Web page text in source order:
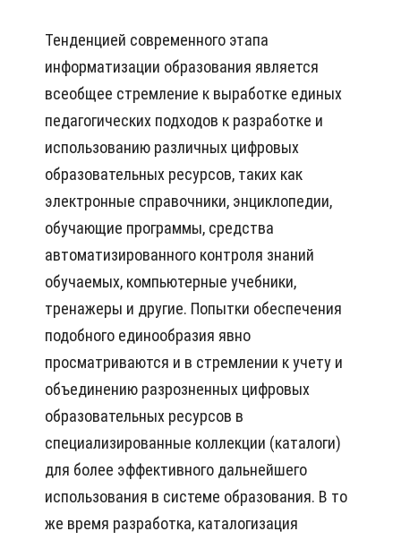
Тенденцией современного этапа
информатизации образования является
всеобщее стремление к выработке единых
педагогических подходов к разработке и
использованию различных цифровых
образовательных ресурсов, таких как
электронные справочники, энциклопедии,
обучающие программы, средства
автоматизированного контроля знаний
обучаемых, компьютерные учебники,
тренажеры и другие. Попытки обеспечения
подобного единообразия явно
просматриваются и в стремлении к учету и
объединению разрозненных цифровых
образовательных ресурсов в
специализированные коллекции (каталоги)
для более эффективного дальнейшего
использования в системе образования. В то
же время разработка, каталогизация